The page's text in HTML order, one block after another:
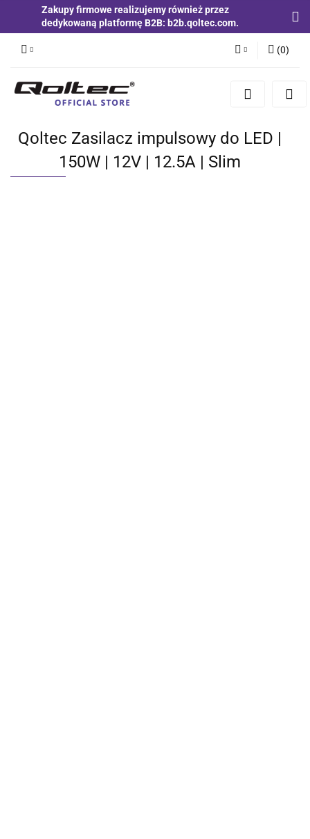
Zakupy firmowe realizujemy również przez
dedykowaną platformę B2B: b2b.qoltec.com.
Zaloguj się
Zgody cookies
(0)
Qoltec Zasilacz impulsowy do LED |
150W | 12V | 12.5A | Slim